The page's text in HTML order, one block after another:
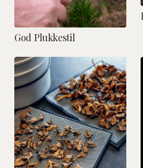
God Plukkestil